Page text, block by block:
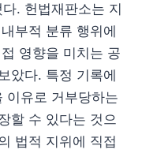
. 헌법재판소는 지
부적 분류 행위에
영향을 미치는 공
았다. 특정 기록에
이유로 거부당하는
할 수 있다는 것으
법적 지위에 직접